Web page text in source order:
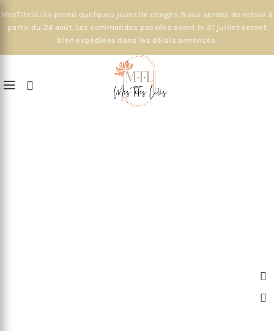
MesTitesLilis prend quelques jours de congés. Nous serons de retour à
partir du 24 août. Les commandes passées avant le 21 juillet seront
bien expédiées dans les délais annoncés.